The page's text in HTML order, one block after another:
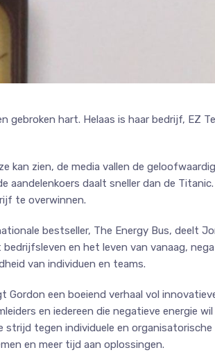
hart. Helaas is haar bedrijf, EZ
kan zien, de media vallen de
daalt sneller dan de
te overwinnen.
bestseller, The Energy Bus, deelt
en het leven van vanaag,
van individuen en teams.
een boeiend verhaal vol
en iedereen die negatieve energie
strijd tegen individuele en
en meer tijd aan oplossingen.